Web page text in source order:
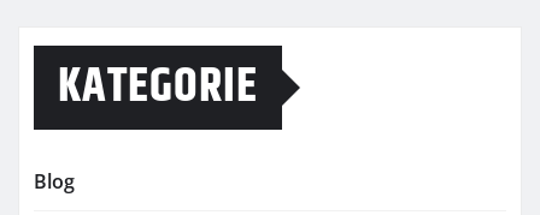
KATEGORIE
Blog